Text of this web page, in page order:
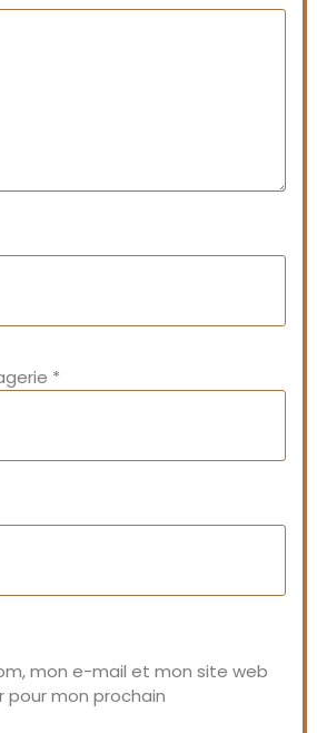
*
mon e-mail et mon site web
pour mon prochain